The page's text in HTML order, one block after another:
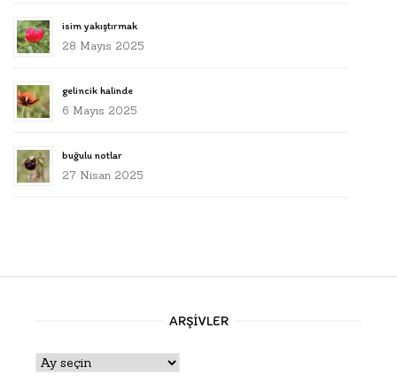
isim yakıştırmak
28 Mayıs 2025
gelincik halinde
6 Mayıs 2025
buğulu notlar
27 Nisan 2025
ARŞIVLER
Arşivler